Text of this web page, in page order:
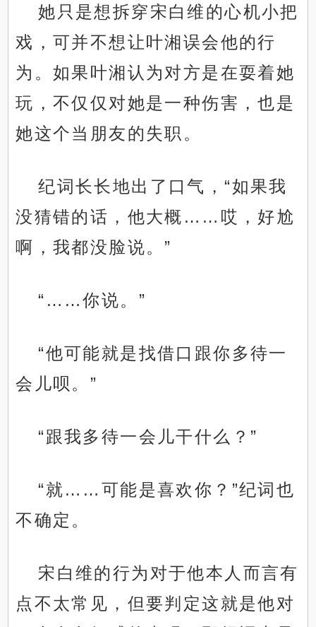
她只是想拆穿宋白维的心机小把
戏，可并不想让叶湘误会他的行
为。如果叶湘认为对方是在耍着她
玩，不仅仅对她是一种伤害，也是
她这个当朋友的失职。
纪词长长地出了口气，“如果我
没猜错的话，他大概……哎，好尬
啊，我都没脸说。”
“……你说。”
“他可能就是找借口跟你多待一
会儿呗。”
“跟我多待一会儿干什么？”
“就……可能是喜欢你？”纪词也
不确定。
宋白维的行为对于他本人而言有
点不太常见，但要判定这就是他对